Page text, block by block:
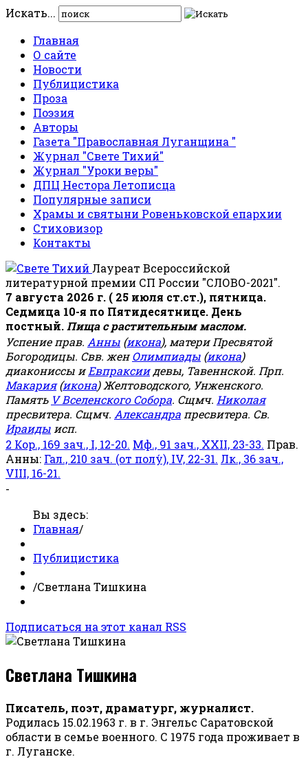
Искать...
Главная
О сайте
Новости
Публицистика
Проза
Поэзия
Авторы
Газета "Православная Луганщина "
Журнал "Свете Тихий"
Журнал "Уроки веры"
ДПЦ Нестора Летописца
Популярные записи
Храмы и святыни Ровеньковской епархии
Стиховизор
Контакты
Лауреат Всероссийской
литературной премии СП России "СЛОВО-2021".
7 августа 2026 г. ( 25 июля ст.ст.), пятница.
Седмица 10-я по Пятидесятнице. День
постный. Пища с растительным маслом.
Успение прав. Анны (икона), матери Пресвятой
Богородицы. Свв. женОлимпиады (икона)
диакониссы иЕвпраксиидевы, Тавеннской. Прп.
Макария(икона) Желтоводского, Унженского.
Память V Вселенского Собора. Сщмч. Николая
пресвитера. Сщмч. Александра пресвитера. Св.
Ираиды исп.
2 Кор., 169 зач., I, 12-20. Мф., 91 зач., XXII, 23-33. Прав.
Анны: Гал., 210 зач. (от полу́), IV, 22-31. Лк., 36 зач.,
VIII, 16-21.
-
Вы здесь:
Главная/
Публицистика
/Светлана Тишкина
Подписаться на этот канал RSS
Светлана Тишкина
Писатель, поэт, драматург, журналист.
Родилась 15.02.1963 г. в г. Энгельс Саратовской
области в семье военного. С 1975 года проживает в
г. Луганске.